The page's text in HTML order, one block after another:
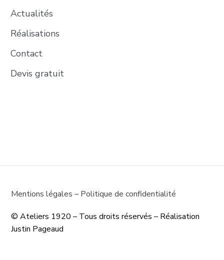
Actualités
Réalisations
Contact
Devis gratuit
Mentions légales – Politique de confidentialité
© Ateliers 1920 – Tous droits réservés – Réalisation
Justin Pageaud